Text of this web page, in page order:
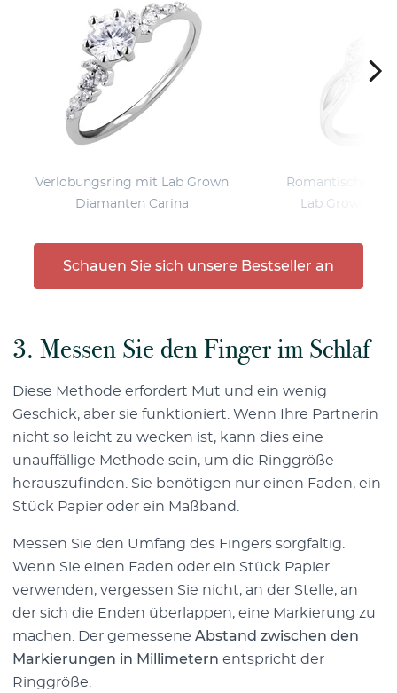
Verlobungsring mit Lab Grown
Diamanten Carina
Romantischer
Lab Grown
Schauen Sie sich unsere Bestseller an
3. Messen Sie den Finger im Schlaf
Diese Methode erfordert Mut und ein wenig
Geschick, aber sie funktioniert. Wenn Ihre Partnerin
nicht so leicht zu wecken ist, kann dies eine
unauffällige Methode sein, um die Ringgröße
herauszufinden. Sie benötigen nur einen Faden, ein
Stück Papier oder ein Maßband.
Messen Sie den Umfang des Fingers sorgfältig.
Wenn Sie einen Faden oder ein Stück Papier
verwenden, vergessen Sie nicht, an der Stelle, an
der sich die Enden überlappen, eine Markierung zu
machen. Der gemessene Abstand zwischen den
Markierungen in Millimetern entspricht der
Ringgröße.